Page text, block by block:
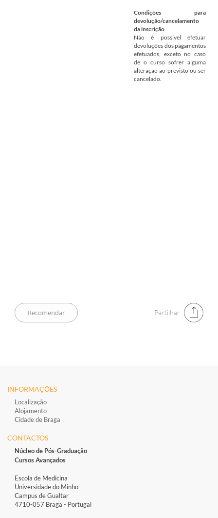
Condições para
devolução/cancelamento
da inscrição
Não é possível efetuar
devoluções dos pagamentos
efetuados, exceto no caso
de o curso sofrer alguma
alteração ao previsto ou ser
cancelado.
Partilhar
INFORMAÇÕES
Localização
Alojamento
Cidade de Braga
CONTACTOS
Núcleo de Pós-Graduação
Cursos Avançados
Escola de Medicina
Universidade do Minho
Campus de Gualtar
4710-057 Braga - Portugal